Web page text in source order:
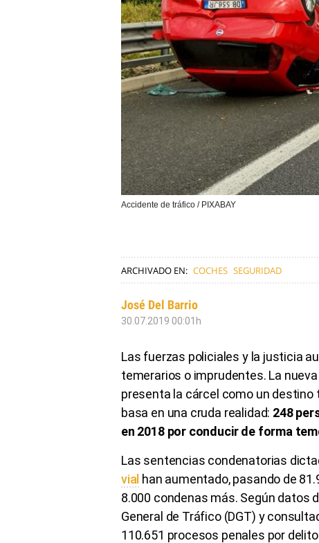
Accidente de tráfico / PIXABAY
ARCHIVADO EN: COCHES SEGURIDAD
José Del Barrio
30.07.2019 00:01h
Las fuerzas policiales y la justicia
temerarios o imprudentes. La
presenta la cárcel como un
basa en una cruda realidad: 248
en 2018 por conducir de forma
Las sentencias condenatorias
vial han aumentado, pasando de
8.000 condenas más. Según datos
General de Tráfico (DGT) y
110.651 procesos penales por